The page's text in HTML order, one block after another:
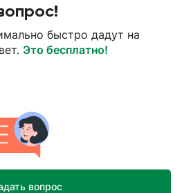
быстро дадут на
Это бесплатно!
вопрос